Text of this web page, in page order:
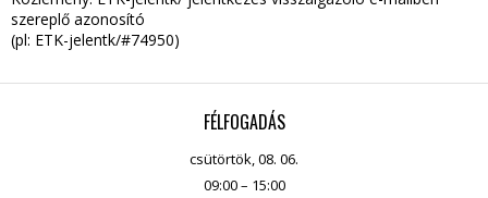
szereplő azonosító
(pl: ETK-jelentk/#74950)
FÉLFOGADÁS
csütörtök, 08. 06.
09:00 – 15:00